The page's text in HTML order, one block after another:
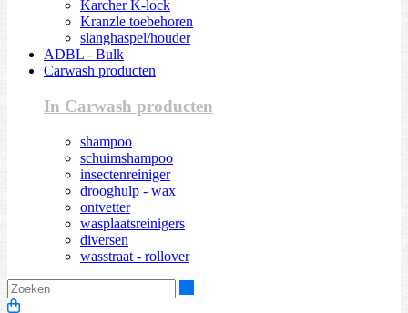
Karcher K-lock
Kranzle toebehoren
slanghaspel/houder
ADBL - Bulk
Carwash producten
In Carwash producten
shampoo
schuimshampoo
insectenreiniger
drooghulp - wax
ontvetter
wasplaatsreinigers
diversen
wasstraat - rollover